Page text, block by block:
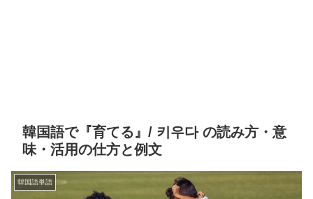
韓国語で『育てる』/ 키우다 の読み方・意
味・活用の仕方と例文
韓国語単語